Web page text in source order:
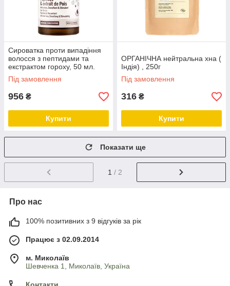
Сироватка проти випадіння
волосся з пептидами та
екстрактом гороху, 50 мл.
Під замовлення
956 ₴
Купити
ОРГАНІЧНА нейтральна хна (
Індія) , 250г
Під замовлення
316 ₴
Купити
Показати ще
1 / 2
Про нас
100% позитивних з 9 відгуків за рік
Працює з 02.09.2014
м. Миколаїв
Шевченка 1, Миколаїв, Україна